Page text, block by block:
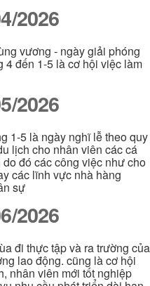
2026
vương - ngày giải phóng
4 đến 1-5 là cơ hội việc làm
2026
1-5 là ngày nghĩ lễ theo quy
lịch cho nhân viên các cá
đó các công việc như cho
các lĩnh vực nhà hàng
sự
2026
đi thực tập và ra trường của
lao động. cũng là cơ hội
nhân viên mới tốt nghiệp